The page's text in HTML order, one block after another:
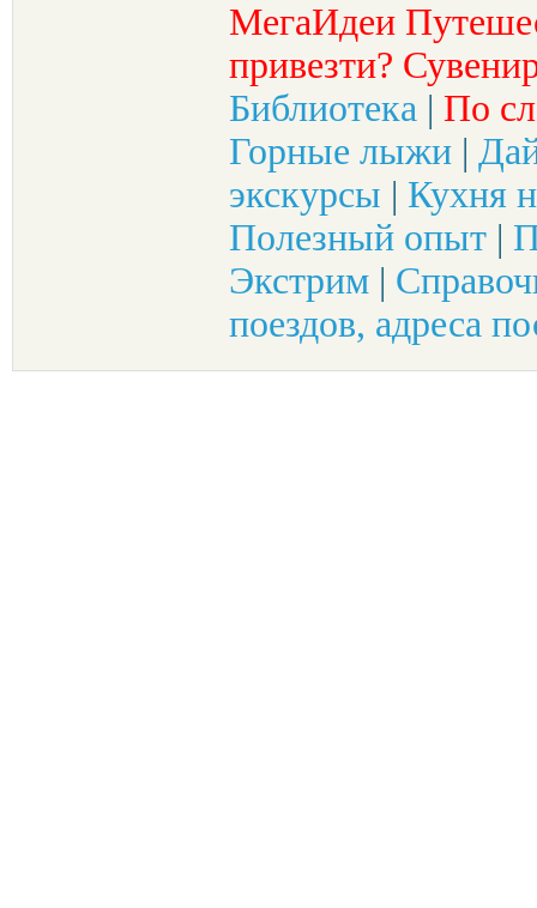
МегаИдеи
привезти?
Библиотека | По
Горные лыжи |
экскурсы | Кухня
Полезный опыт |
Экстрим |
поездов, адреса